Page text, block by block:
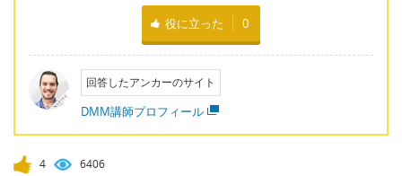
役に立った 0
回答したアンカーのサイト
DMM講師プロフィール
4 6406